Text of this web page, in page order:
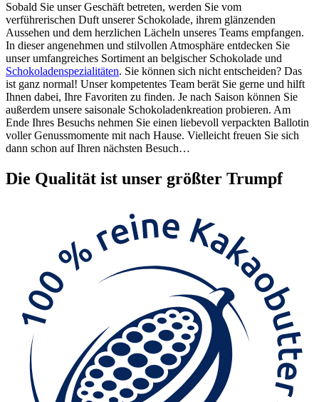
Sobald Sie unser Geschäft betreten, werden Sie vom
verführerischen Duft unserer Schokolade, ihrem glänzenden
Aussehen und dem herzlichen Lächeln unseres Teams empfangen.
In dieser angenehmen und stilvollen Atmosphäre entdecken Sie
unser umfangreiches Sortiment an belgischer Schokolade und
Schokoladenspezialitäten. Sie können sich nicht entscheiden? Das
ist ganz normal! Unser kompetentes Team berät Sie gerne und hilft
Ihnen dabei, Ihre Favoriten zu finden. Je nach Saison können Sie
außerdem unsere saisonale Schokoladenkreation probieren. Am
Ende Ihres Besuchs nehmen Sie einen liebevoll verpackten Ballotin
voller Genussmomente mit nach Hause. Vielleicht freuen Sie sich
dann schon auf Ihren nächsten Besuch…
Die Qualität ist unser größter Trumpf